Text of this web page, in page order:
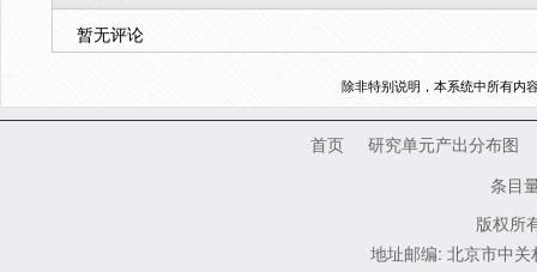
暂无评论
除非特别说明，本系统中所有内
首页
研究单元产出分布图
条目
版权所
地址邮编: 北京市中